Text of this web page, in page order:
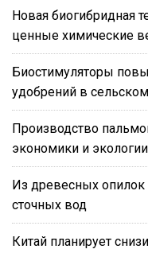
Новая биогибридная
ценные химические
Биостимуляторы
удобрений в
Производство
экономики и экологии
Из древесных опилок
сточных вод
Китай планирует